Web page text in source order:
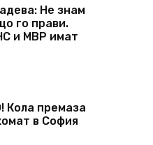
Не знам
го прави.
и МВР имат
премаза
в София